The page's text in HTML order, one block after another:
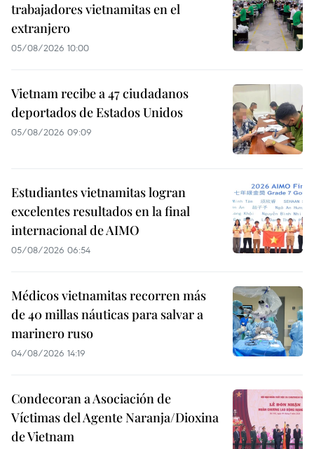
trabajadores vietnamitas en el
extranjero
05/08/2026 10:00
Vietnam recibe a 47 ciudadanos
deportados de Estados Unidos
05/08/2026 09:09
Estudiantes vietnamitas logran
excelentes resultados en la final
internacional de AIMO
05/08/2026 06:54
Médicos vietnamitas recorren más
de 40 millas náuticas para salvar a
marinero ruso
04/08/2026 14:19
Condecoran a Asociación de
Víctimas del Agente Naranja/Dioxina
de Vietnam